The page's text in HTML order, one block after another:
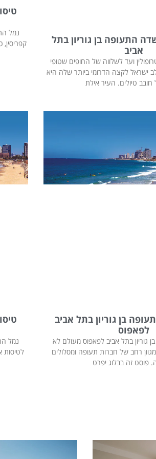
התעופה בן גוריון בתל
אביב
ועד לשלווה של החופים שטופי
ישראל לקצה הדרומי ביותר שלה היא
טיולים. העיר אילת
נמל
קפריסין,
בן גוריון בתל אביב
לפאפוס
גוריון בתל אביב לפאפוס מעולם לא
רחב של חברות תעופה ומסלולים
פוסט זה בבלוג יפרט
נמל
לטיסות